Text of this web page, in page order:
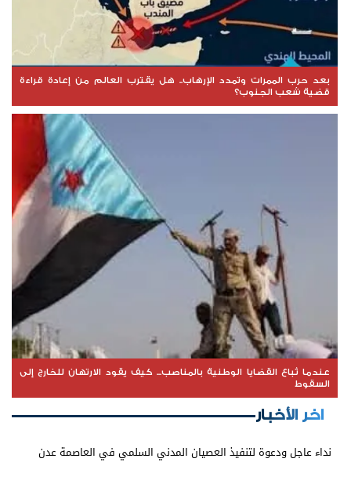
بعد حرب الممرات وتمدد الإرهاب.. هل يقترب العالم من إعادة قراءة
قضية شعب الجنوب؟
عندما تُباع القضايا الوطنية بالمناصب... كيف يقود الارتهان للخارج إلى
السقوط
اخر الأخبار
نداء عاجل ودعوة لتنفيذ العصيان المدني السلمي في العاصمة عدن